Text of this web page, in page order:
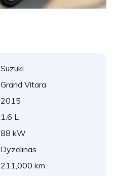
Suzuki
Grand Vitara
2015
1.6 L
88 kW
Dyzelinas
211,000 km